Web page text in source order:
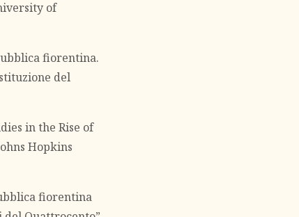
of
fiorentina.
del
in the Rise of
Hopkins
fiorentina